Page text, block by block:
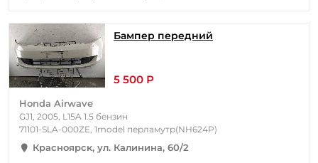
Бампер передний
5 500 Р
Honda Airwave
GJ1, 2005, L15A 1.5 бензин
71101-SLA-000ZE, 1model перламутр(NH624P)
Красноярск, ул. Калинина, 60/2